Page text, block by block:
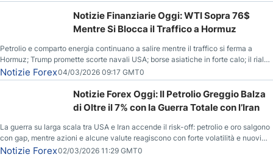
Notizie Finanziarie Oggi: WTI Sopra 76$
Mentre Si Blocca il Traffico a Hormuz
Petrolio e comparto energia continuano a salire mentre il traffico si ferma a
Hormuz; Trump promette scorte navali USA; borse asiatiche in forte calo; il rialzo
del gas naturale mette pressione all’euro.
Notizie Forex04/03/2026 09:17 GMT0
Notizie Forex Oggi: Il Petrolio Greggio Balza
di Oltre il 7% con la Guerra Totale con l’Iran
La guerra su larga scala tra USA e Iran accende il risk-off: petrolio e oro salgono
con gap, mentre azioni e alcune valute reagiscono con forte volatilità e nuovi
livelli da monitorare.
Notizie Forex02/03/2026 11:29 GMT0